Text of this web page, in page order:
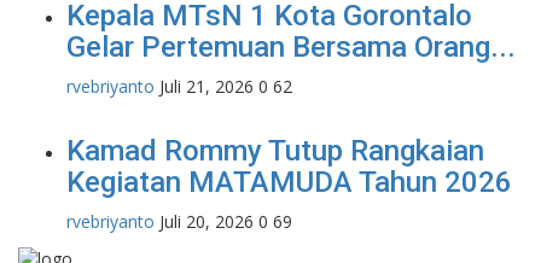
Kepala MTsN 1 Kota Gorontalo
Gelar Pertemuan Bersama Orang...
rvebriyanto Juli 21, 2026 0 62
Kamad Rommy Tutup Rangkaian
Kegiatan MATAMUDA Tahun 2026
rvebriyanto Juli 20, 2026 0 69